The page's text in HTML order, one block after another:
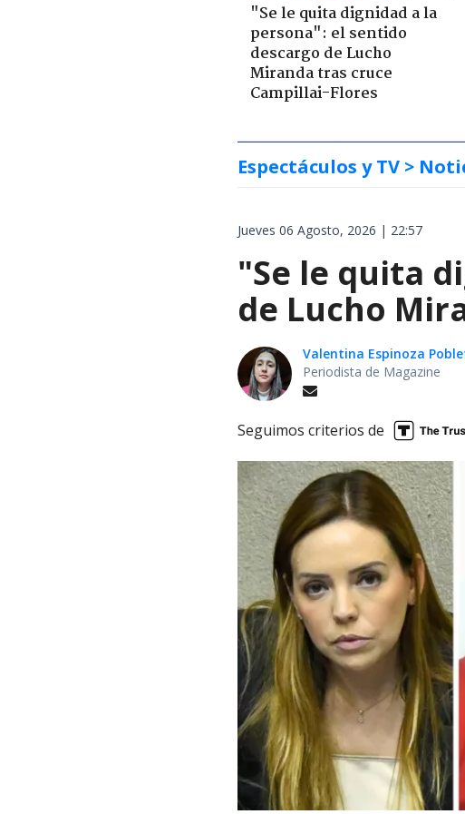
"Se le quita dignidad a la
persona": el sentido
descargo de Lucho
Miranda tras cruce
Campillai-Flores
Espectáculos y TV >
Jueves 06 Agosto, 2026 | 22:57
"Se le quita
de Lucho
Valentina Espinoza
Periodista de Magazine
Seguimos criterios de